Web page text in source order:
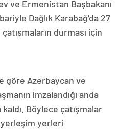
ve Ermenistan Başbakanı
Dağlık Karabağ’da 27
durması için
göre Azerbaycan ve
imzalandığı anda
Böylece çatışmalar
yerleri